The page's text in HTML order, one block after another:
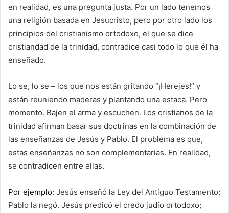
en realidad, es una pregunta justa. Por un lado tenemos
una religión basada en Jesucristo, pero por otro lado los
principios del cristianismo ortodoxo, el que se dice
cristiandad de la trinidad, contradice casi todo lo que él ha
enseñado.
Lo se, lo se – los que nos están gritando “¡Herejes!” y
están reuniendo maderas y plantando una estaca. Pero
momento. Bajen el arma y escuchen. Los cristianos de la
trinidad afirman basar sus doctrinas en la combinación de
las enseñanzas de Jesús y Pablo. El problema es que,
estas enseñanzas no son complementarias. En realidad,
se contradicen entre ellas.
Por ejemplo: Jesús enseñó la Ley del Antiguo Testamento;
Pablo la negó. Jesús predicó el credo judío ortodoxo;